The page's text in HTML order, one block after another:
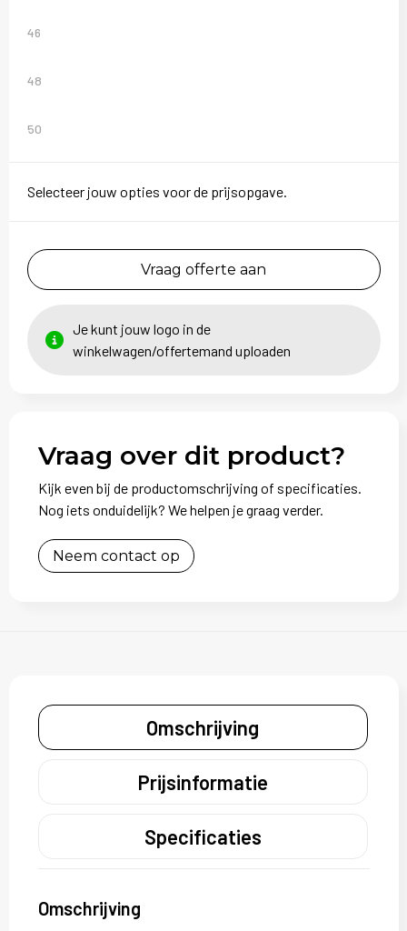
46
48
50
Selecteer jouw opties voor de prijsopgave.
Vraag offerte aan
Je kunt jouw logo in de
winkelwagen/offertemand uploaden
Vraag over dit product?
Kijk even bij de productomschrijving of specificaties.
Nog iets onduidelijk? We helpen je graag verder.
Neem contact op
Omschrijving
Prijsinformatie
Specificaties
Omschrijving